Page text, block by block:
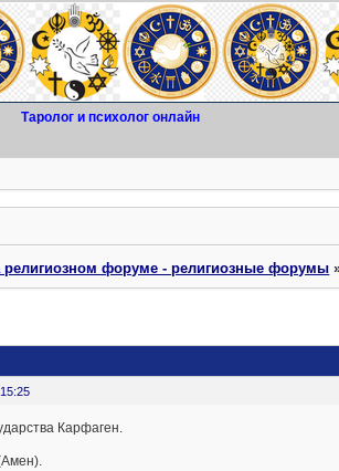
Таролог и психолог онлайн
форуме - религиозные форумы
Карфаген.